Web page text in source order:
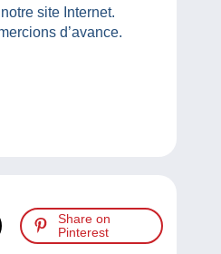
site Internet.
d’avance.
Share on
Pinterest